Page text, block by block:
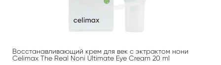
Восстанавливающий крем для век с эктрактом нони
Celimax The Real Noni Ultimate Eye Cream 20 ml